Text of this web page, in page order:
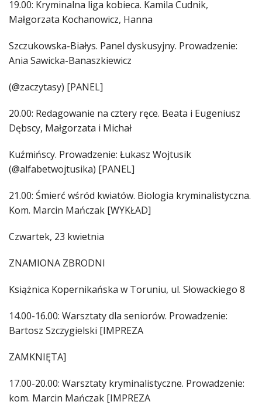
19.00: Kryminalna liga kobieca. Kamila Cudnik,
Małgorzata Kochanowicz, Hanna
Szczukowska-Białys. Panel dyskusyjny. Prowadzenie:
Ania Sawicka-Banaszkiewicz
(@zaczytasy) [PANEL]
20.00: Redagowanie na cztery ręce. Beata i Eugeniusz
Dębscy, Małgorzata i Michał
Kuźmińscy. Prowadzenie: Łukasz Wojtusik
(@alfabetwojtusika) [PANEL]
21.00: Śmierć wśród kwiatów. Biologia kryminalistyczna.
Kom. Marcin Mańczak [WYKŁAD]
Czwartek, 23 kwietnia
ZNAMIONA ZBRODNI
Książnica Kopernikańska w Toruniu, ul. Słowackiego 8
14.00-16.00: Warsztaty dla seniorów. Prowadzenie:
Bartosz Szczygielski [IMPREZA
ZAMKNIĘTA]
17.00-20.00: Warsztaty kryminalistyczne. Prowadzenie:
kom. Marcin Mańczak [IMPREZA